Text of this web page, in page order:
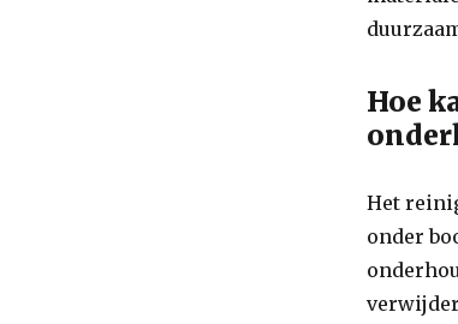
Hoe
Het
onder